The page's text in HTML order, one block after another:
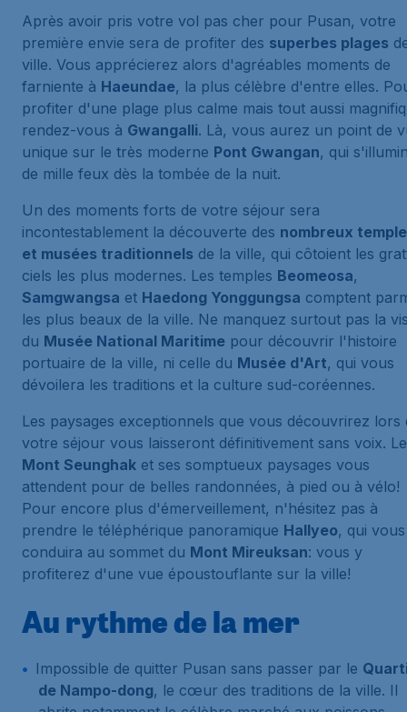
Après avoir pris votre vol pas cher pour Pusan, votre
première envie sera de profiter des superbes plages
ville. Vous apprécierez alors d'agréables moments de
farniente à Haeundae, la plus célèbre d'entre elles.
profiter d'une plage plus calme mais tout aussi
rendez-vous à Gwangalli. Là, vous aurez un point de
unique sur le très moderne Pont Gwangan, qui
de mille feux dès la tombée de la nuit.
Un des moments forts de votre séjour sera
incontestablement la découverte des nombreux
et musées traditionnels de la ville, qui côtoient les
ciels les plus modernes. Les temples Beomeosa,
Samgwangsa et Haedong Yonggungsa comptent
les plus beaux de la ville. Ne manquez surtout pas la
du Musée National Maritime pour découvrir l'histoire
portuaire de la ville, ni celle du Musée d'Art, qui vous
dévoilera les traditions et la culture sud-coréennes.
Les paysages exceptionnels que vous découvrirez lors
votre séjour vous laisseront définitivement sans voix. Le
Mont Seunghak et ses somptueux paysages vous
attendent pour de belles randonnées, à pied ou à vélo!
Pour encore plus d'émerveillement, n'hésitez pas à
prendre le téléphérique panoramique Hallyeo, qui vous
conduira au sommet du Mont Mireuksan: vous y
profiterez d'une vue époustouflante sur la ville!
Au rythme de la mer
Impossible de quitter Pusan sans passer par le
de Nampo-dong, le cœur des traditions de la ville. Il